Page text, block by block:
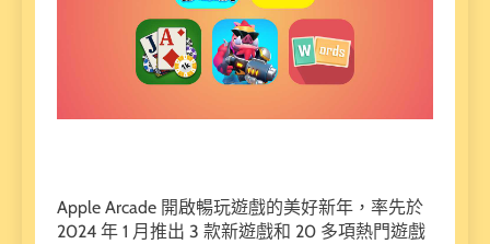
Apple Arcade 開啟暢玩遊戲的美好新年，率先於
2024 年 1 月推出 3 款新遊戲和 20 多項熱門遊戲